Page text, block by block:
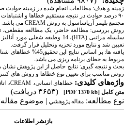
۹۰ درصد حوادث در نتیجه مستقیم خطاها و
مجتمع پلیمر آریاساسول به روش CREAM می باشد.
سلسله مراتبی (HTA)، 14 وظیفه شغلی مورد آنالیز قرار گرفت و سپس با استفاده از نسخه اولیه و گسترده
تعیین شد و نتایج مورد تجزیه وتحلیل قرار گرفت.
مربوط به خطای برنامه ریزی می باشد.
بحث و نتیجه گیری: نتایج حاصل از این پژوهش نشان
روش مناسب برای تعیین نوع خطاها و روش های
واژه‌های کلیدی: خطاهای انسانی، CREAM،
متن کامل [PDF 1370 kb]
(۳۶۵۳ دریافت)
نوع مطالعه: مقاله پژوهشي | موضوع
بازنشر اطلاعات